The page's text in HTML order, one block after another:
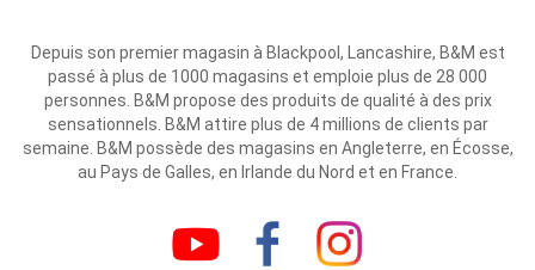
Depuis son premier magasin à Blackpool, Lancashire, B&M est
passé à plus de 1000 magasins et emploie plus de 28 000
personnes. B&M propose des produits de qualité à des prix
sensationnels. B&M attire plus de 4 millions de clients par
semaine. B&M possède des magasins en Angleterre, en Écosse,
au Pays de Galles, en Irlande du Nord et en France.